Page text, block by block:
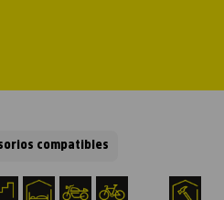
compatibles